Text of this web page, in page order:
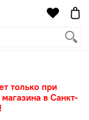
только при
в Санкт-